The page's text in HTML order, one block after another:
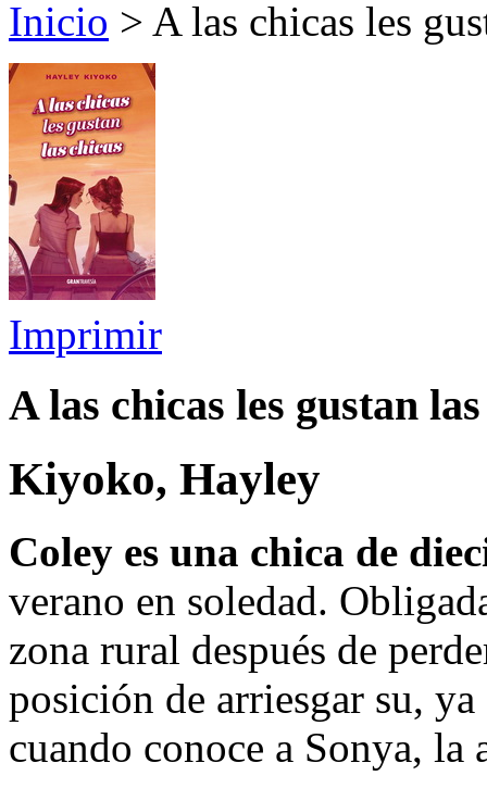
Inicio > A las chicas les
Imprimir
A las chicas les gustan
Kiyoko, Hayley
Coley es una chica de
verano en soledad.
zona rural después de
posición de arriesgar su,
cuando conoce a Sonya, la